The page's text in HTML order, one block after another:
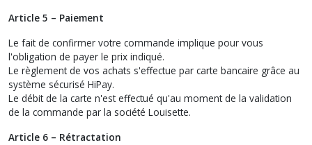
Article 5 – Paiement
Le fait de confirmer votre commande implique pour vous
l'obligation de payer le prix indiqué.
Le règlement de vos achats s'effectue par carte bancaire grâce au
système sécurisé HiPay.
Le débit de la carte n'est effectué qu'au moment de la validation
de la commande par la société Louisette.
Article 6 – Rétractation